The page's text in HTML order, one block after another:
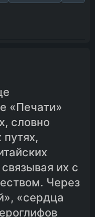
«Печати»
словно
их с
Через
«сердца